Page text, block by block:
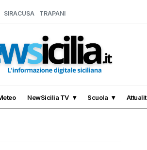
SIRACUSA TRAPANI
NewSicilia TV Scuola